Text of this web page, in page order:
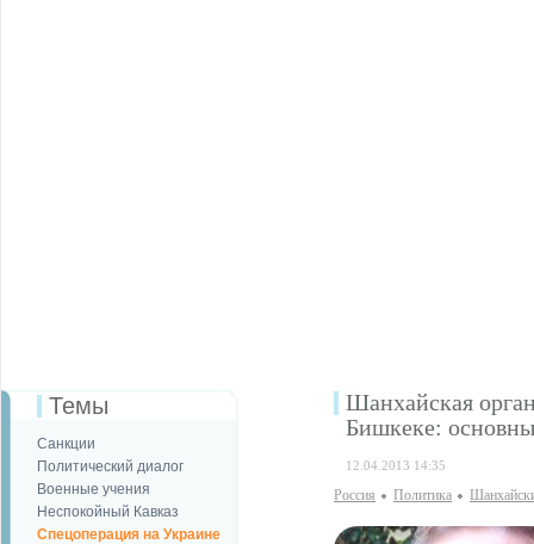
Темы
Санкции
Политический диалог
Военные учения
Неспокойный Кавказ
Спецоперация на Украине
Шанхайская
Бишкеке:
12.04.2013 14:35
Россия Политика